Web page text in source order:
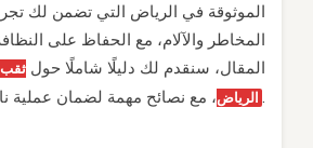
الموثوقة في الرياض التي تضمن لك
المخاطر والآلام، مع الحفاظ على
المقال، سنقدم لك دليلًا شاملًا حول ثقب
الرياض ، مع نصائح مهمة لضمان عملية ناجحة وآمنة.